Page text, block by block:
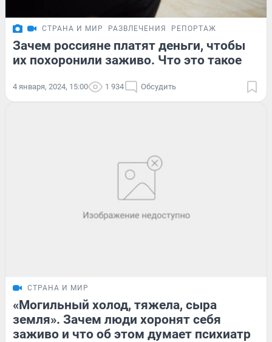
СТРАНА И МИР РАЗВЛЕЧЕНИЯ РЕПОРТАЖ
Зачем россияне платят деньги, чтобы
их похоронили заживо. Что это такое
4 января, 2024, 15:00 1 934 Обсудить
СТРАНА И МИР
«Могильный холод, тяжела, сыра
земля». Зачем люди хоронят себя
заживо и что об этом думает психиатр